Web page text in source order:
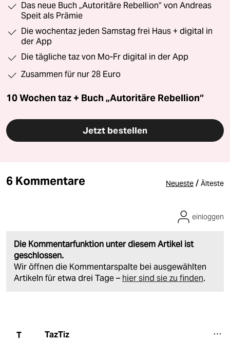
Das neue Buch „Autoritäre Rebellion“ von Andreas
Speit als Prämie
Die wochentaz jeden Samstag frei Haus + digital in
der App
Die tägliche taz von Mo-Fr digital in der App
Zusammen für nur 28 Euro
10 Wochen taz + Buch „Autoritäre Rebellion“
Jetzt bestellen
6 Kommentare Neueste / Älteste
Die Kommentarfunktion unter diesem Artikel ist
geschlossen.
Wir öffnen die Kommentarspalte bei ausgewählten
Artikeln für etwa drei Tage – hier sind sie zu finden.
einloggen
T TazTiz